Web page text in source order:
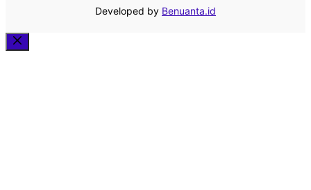
Developed by Benuanta.id
Close